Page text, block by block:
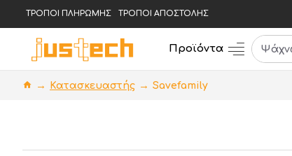
ΤΡΟΠΟΙ ΠΛΗΡΩΜΗΣ ΤΡΟΠΟΙ ΑΠΟΣΤΟΛΗΣ
Προϊόντα
Κατασκευαστής Savefamily